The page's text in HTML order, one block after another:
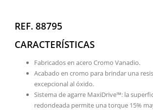
REF. 88795
CARACTERÍSTICAS
Fabricados en acero Cromo Vanadio.
Acabado en cromo para brindar una
excepcional al óxido.
Sistema de agarre MaxiDrive™: la
redondeada permite una torque 15%